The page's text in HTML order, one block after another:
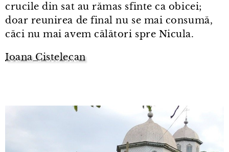
crucile din sat au rămas sfinte ca obicei;
doar reunirea de final nu se mai consumă,
căci nu mai avem călători spre Nicula.
Ioana Cistelecan